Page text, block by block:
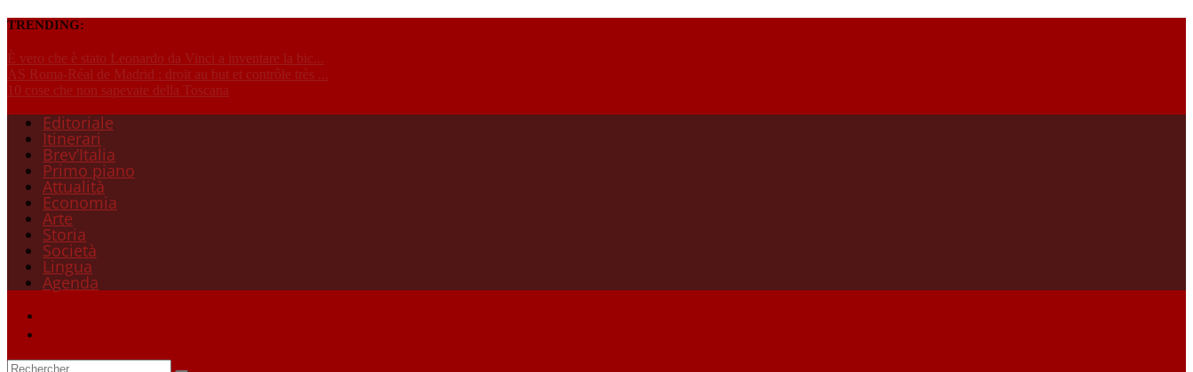
TRENDING:
È vero che è stato Leonardo da Vinci a inventare la bic...
AS Roma-Réal de Madrid : droit au but et contrôle très ...
10 cose che non sapevate della Toscana
Editoriale
Itinerari
Brev’Italia
Primo piano
Attualità
Economia
Arte
Storia
Società
Lingua
Agenda